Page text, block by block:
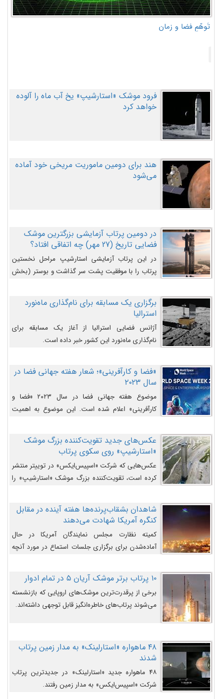
تَوهّمِ فضا و زمان
فرود موشک «استارشیپ» یخ آب ماه را آلوده
خواهد کرد
هند برای دومین ماموریت مریخی خود آماده
می‌شود
در دومین پرتاب آزمایشی بزرگترین موشک
فضایی تاریخ (27 مهر‌) چه اتفاقی افتاد؟
در این پرتاب آزمایشی استارشیپ مراحل نخستین
پرتاب را با موفقیت پشت سر گذاشت و بوستر (بخش
را وارد مسیر از پیش تعیین‌شده کند و سپس با یک
مکانیزم جدید با موفقیت از آن جدا شود. ‌
برگزاری یک مسابقه برای نام‌گذاری ماه‌نورد
استرالیا
آژانس فضایی استرالیا از آغاز یک مسابقه برای
نام‌گذاری ماه‌نورد این کشور خبر داده است.
«فضا و کارآفرینی»؛ شعار هفته جهانی فضا در
سال ۲۰۲۳
موضوع هفته جهانی فضا در سال ۲۰۲۳ «فضا و
کارآفرینی» اعلام شده است. این موضوع به اهمیت
روزافزون کارآفرینی در حوزه فضایی و مزایای جدیدی که
کارآفرینان این حوزه ایجاد می‌کنند، می‌پردازد.
عکس‌های جدید تقویت‌کننده بزرگ موشک
«استارشیپ» روی سکوی پرتاب
عکس‌هایی که شرکت «اسپیس‌ایکس» در توییتر منتشر
کرده است، تقویت‌کننده بزرگ موشک «استارشیپ» را
شاهدان بشقاب‌پرنده‌ها هفته آینده در مقابل
کنگره آمریکا شهادت می‌دهند
کمیته نظارت مجلس نمایندگان آمریکا در حال
آماده‌شدن برای برگزاری جلسات استماع در مورد آنچه
می‌دانند، است و قرار است افشاگران یوفوها هفته آینده
در مقابل آنها شهادت دهند.۱۰ پرتاب برتر موشک آریان ۵ در تمام ادوار
برخی از پرقدرت‌ترین موشک‌های اروپایی که بازنشسته
می‌شوند پرتاب‌های خاطره‌انگیز قابل توجهی داشته‌اند.
۴۸ ماهواره «استارلینک» به مدار زمین پرتاب
شدند
۴۸ ماهواره جدید «استارلینک» در جدیدترین پرتاب
شرکت «اسپیس‌ایکس» به مدار زمین رفتند.